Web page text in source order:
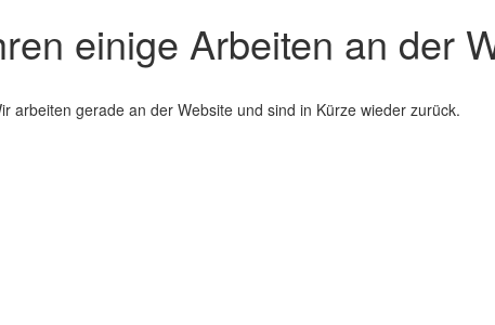
einige Arbeiten an der
arbeiten gerade an der Website und sind in Kürze wieder zurück.